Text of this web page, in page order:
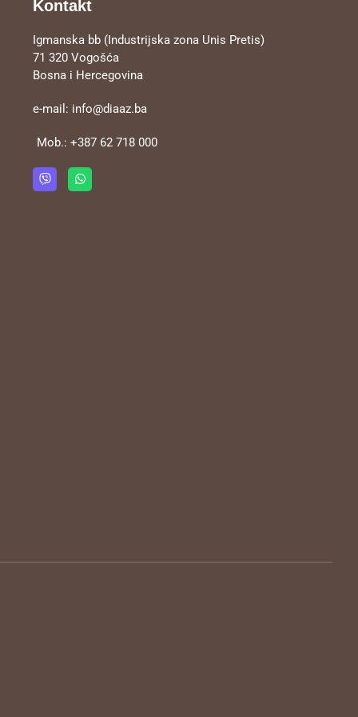
Kontakt
Igmanska bb (Industrijska zona Unis Pretis)
71 320 Vogošća
Bosna i Hercegovina
e-mail: info@diaaz.ba
Mob.:+387 62 718 000